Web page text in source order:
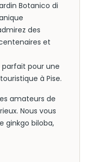
Botanico di
des
et
pour une
à Pise.
amateurs de
Nous vous
ginkgo biloba,